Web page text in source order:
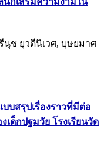
นุช ยุวดีนิเวศ, บุษยมาศ
บสรุปเรื่องราวที่มีต่อ
ด็กปฐมวัย โรงเรียนวัด